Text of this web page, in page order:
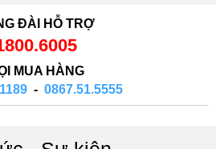
ĐÀI HỖ TRỢ
MUA HÀNG
- 0867.51.5555